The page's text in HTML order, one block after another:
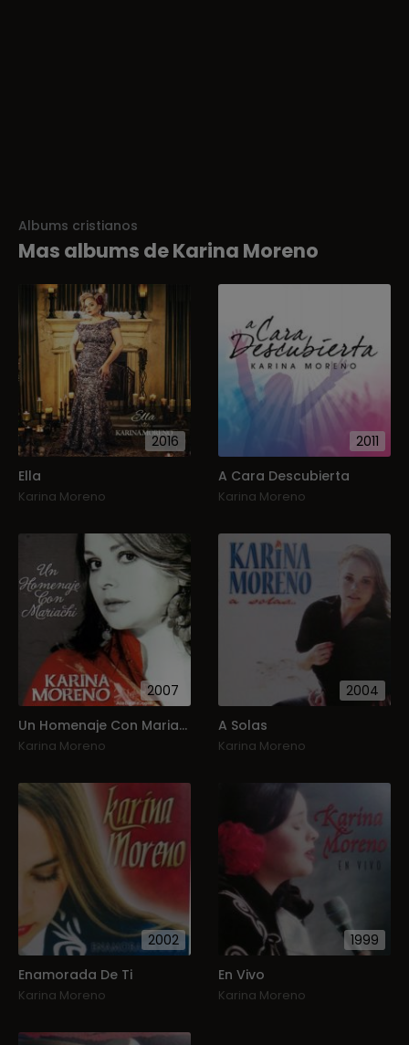
Albums cristianos
Mas albums de Karina Moreno
2016
Ella
Karina Moreno
2011
A Cara Descubierta
Karina Moreno
2007
Un Homenaje Con Mariachi
Karina Moreno
2004
A Solas
Karina Moreno
2002
Enamorada De Ti
Karina Moreno
1999
En Vivo
Karina Moreno